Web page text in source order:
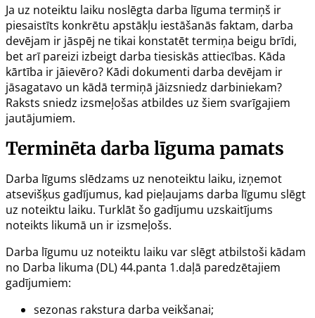
Ja uz noteiktu laiku noslēgta darba līguma termiņš ir
piesaistīts konkrētu apstākļu iestāšanās faktam, darba
devējam ir jāspēj ne tikai konstatēt termiņa beigu brīdi,
bet arī pareizi izbeigt darba tiesiskās attiecības. Kāda
kārtība ir jāievēro? Kādi dokumenti darba devējam ir
jāsagatavo un kādā termiņā jāizsniedz darbiniekam?
Raksts sniedz izsmeļošas atbildes uz šiem svarīgajiem
jautājumiem.
Terminēta darba līguma pamats
Darba līgums slēdzams uz nenoteiktu laiku, izņemot
atsevišķus gadījumus, kad pieļaujams darba līgumu slēgt
uz noteiktu laiku. Turklāt šo gadījumu uzskaitījums
noteikts likumā un ir izsmeļošs.
Darba līgumu uz noteiktu laiku var slēgt atbilstoši kādam
no Darba likuma (DL) 44.panta 1.daļā paredzētajiem
gadījumiem:
sezonas rakstura darba veikšanai;